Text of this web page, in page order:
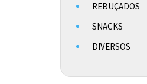
REBUÇADOS
SNACKS
DIVERSOS